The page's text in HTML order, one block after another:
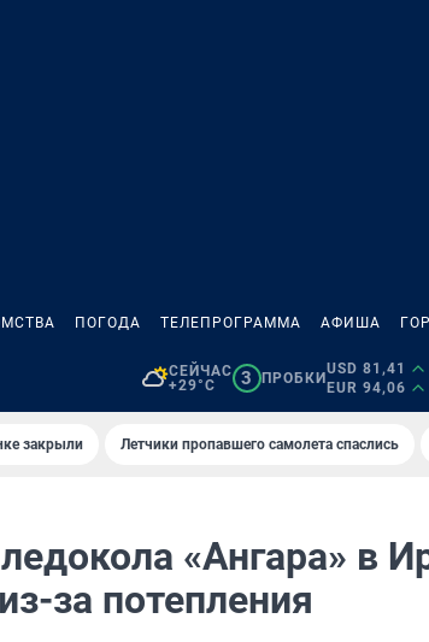
ПОГОДА ТЕЛЕПРОГРАММА АФИША
СЕЙЧАС
+29°C
3 ПРОБКИ
USD 81,41
EUR 94,06
закрыли Летчики пропавшего самолета спаслись
«Ангара» в
за потепления